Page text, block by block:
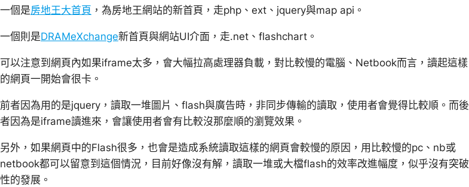
一個是房地王大首頁 ，為房地王網站的新首頁，走php、ext、jquery與map api。
一個則是DRAMeXchange新首頁與網站UI介面，走.net、flashchart。
可以注意到網頁內如果iframe太多，會大幅拉高處理器負載，對比較慢的電腦、Netbook而言，讀起這樣
的網頁一開始會很卡。
前者因為用的是jquery，讀取一堆圖片、flash與廣告時，非同步傳輸的讀取，使用者會覺得比較順。而後
者因為是iframe讀進來，會讓使用者會有比較沒那麼順的瀏覽效果。
另外，如果網頁中的Flash很多，也會是造成系統讀取這樣的網頁會較慢的原因，用比較慢的pc、nb或
netbook都可以留意到這個情況，目前好像沒有解，讀取一堆或大檔flash的效率改進幅度，似乎沒有突破
性的發展。